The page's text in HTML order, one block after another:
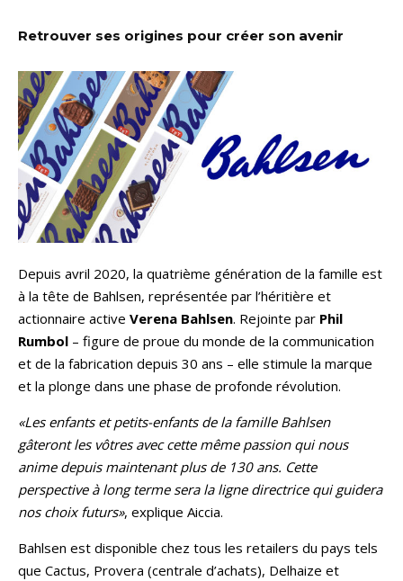
Retrouver ses origines pour créer son avenir
Depuis avril 2020, la quatrième génération de la famille est
à la tête de Bahlsen, représentée par l’héritière et
actionnaire active Verena Bahlsen. Rejointe par Phil
Rumbol – figure de proue du monde de la communication
et de la fabrication depuis 30 ans – elle stimule la marque
et la plonge dans une phase de profonde révolution.
«Les enfants et petits-enfants de la famille Bahlsen
gâteront les vôtres avec cette même passion qui nous
anime depuis maintenant plus de 130 ans. Cette
perspective à long terme sera la ligne directrice qui guidera
nos choix futurs», explique Aiccia.
Bahlsen est disponible chez tous les retailers du pays tels
que Cactus, Provera (centrale d’achats), Delhaize et